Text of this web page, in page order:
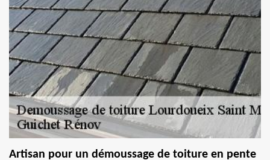
Artisan pour un démoussage de toiture en pente